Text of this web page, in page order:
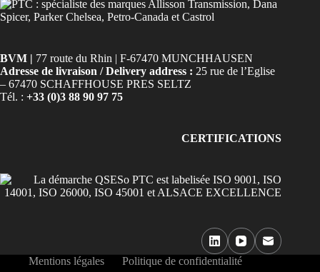
BVM | 77 route du Rhin | F-67470 MUNCHHAUSEN
Adresse de livraison / Delivery address : 25 rue de l’Eglise
– 67470 SCHAFFHOUSE PRES SELTZ
Tél. : +33 (0)3 88 90 97 75
CERTIFICATIONS
Mentions légales Politique de confidentialité